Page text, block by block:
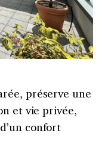
préserve une
et vie privée,
confort